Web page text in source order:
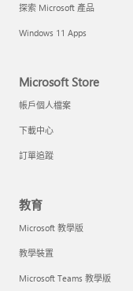
探索 Microsoft 產品
Windows 11 Apps
Microsoft Store
帳戶個人檔案
下載中心
訂單追蹤
教育
Microsoft 教學版
教學裝置
Microsoft Teams 教學版